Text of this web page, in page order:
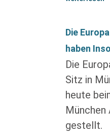
Die
haben
Die
Sitz in
heute
München
gestellt.